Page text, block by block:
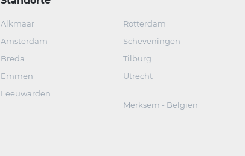
Alkmaar
Amsterdam
Breda
Emmen
Leeuwarden
Rotterdam
Scheveningen
Tilburg
Utrecht
Merksem - Belgien